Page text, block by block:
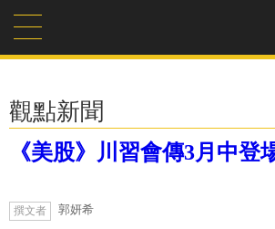
觀點新聞
《美股》川習會傳3月中
撰文者 郭妍希